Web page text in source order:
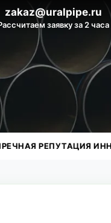
zakaz@uralpipe.ru
заявку за 2 часа
ИНН